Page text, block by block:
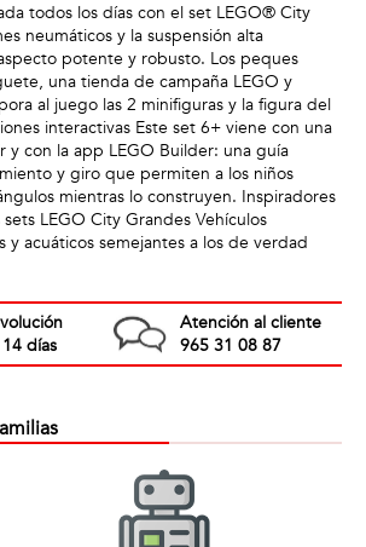
todos los días con el set LEGO® City
neumáticos y la suspensión alta
potente y robusto. Los peques
una tienda de campaña LEGO y
al juego las 2 minifiguras y la figura del
interactivas Este set 6+ viene con una
con la app LEGO Builder: una guía
y giro que permiten a los niños
mientras lo construyen. Inspiradores
LEGO City Grandes Vehículos
acuáticos semejantes a los de verdad
días
Atención al cliente
965 31 08 87